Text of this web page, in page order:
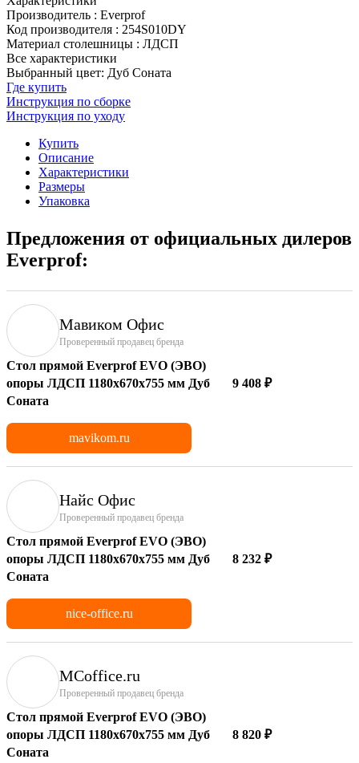
Производитель : Everprof
Код производителя : 254S010DY
Материал столешницы : ЛДСП
Все характеристики
Выбранный цвет: Дуб Соната
Где купить
Инструкция по сборке
Инструкция по уходу
Купить
Описание
Характеристики
Размеры
Упаковка
Предложения от официальных дилеров
Everprof:
Мавиком Офис
Проверенный продавец бренда
Стол прямой Everprof EVO (ЭВО)
опоры ЛДСП 1180х670х755 мм Дуб
Соната
9 408 ₽
mavikom.ru
Найс Офис
Проверенный продавец бренда
Стол прямой Everprof EVO (ЭВО)
опоры ЛДСП 1180х670х755 мм Дуб
Соната
8 232 ₽
nice-office.ru
MCoffice.ru
Проверенный продавец бренда
Стол прямой Everprof EVO (ЭВО)
опоры ЛДСП 1180х670х755 мм Дуб
Соната
8 820 ₽